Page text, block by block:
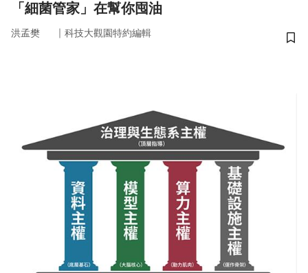
「細菌管家」在幫你囤油
洪孟樊 ｜ 科技大觀園特約編輯
儲